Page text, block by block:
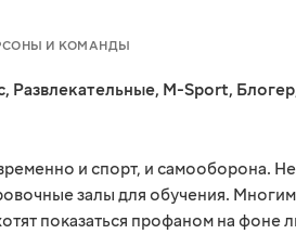
И КОМАНДЫ
, Развлекательные, M-Sport, Блогер
и спорт, и самооборона.
залы для обучения. Многим
показаться профаном на фоне